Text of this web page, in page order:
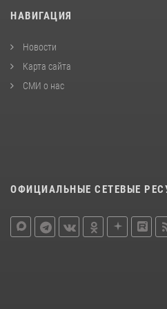
НАВИГАЦИЯ
Новости
Карта сайта
СМИ о нас
ОФИЦИАЛЬНЫЕ СЕТЕВЫЕ